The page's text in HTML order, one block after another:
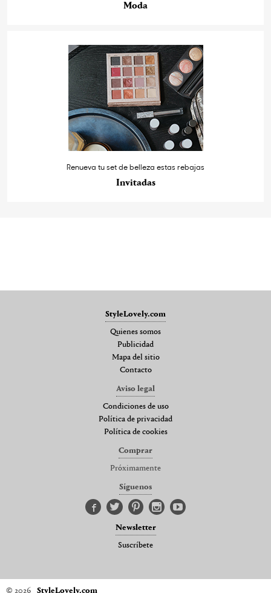
Moda
Renueva tu set de belleza estas rebajas
Invitadas
StyleLovely.com
Quienes somos
Publicidad
Mapa del sitio
Contacto
Aviso legal
Condiciones de uso
Política de privacidad
Política de cookies
Comprar
Próximamente
Síguenos
Newsletter
Suscríbete
© 2026 StyleLovely.com